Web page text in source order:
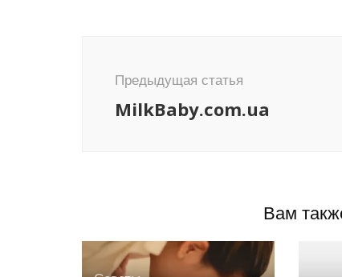
записям
Предыдущая статья
MilkBaby.com.ua
Вам